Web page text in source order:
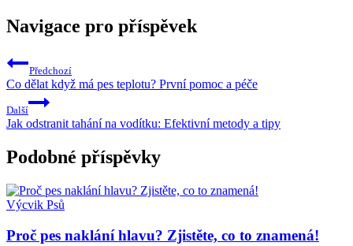
Navigace pro příspěvek
Předchozí
Co dělat když má pes teplotu? První pomoc a péče
Další
Jak odstranit tahání na vodítku: Efektivní metody a tipy
Podobné příspěvky
Výcvik Psů
Proč pes naklání hlavu? Zjistěte, co to znamená!